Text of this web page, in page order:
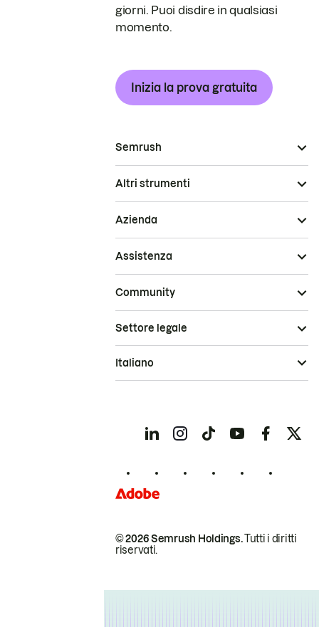
giorni. Puoi disdire in qualsiasi
momento.
Inizia la prova gratuita
Semrush
Altri strumenti
Azienda
Assistenza
Community
© 2026 Semrush Holdings.Tutti i diritti
riservati.
Settore legale
Italiano